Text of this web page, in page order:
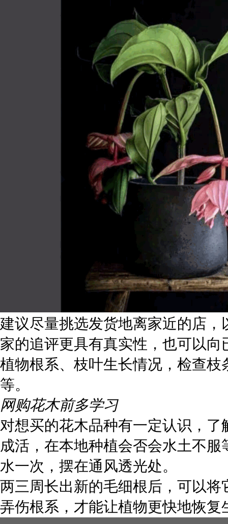
建议尽量挑选发货地离家近的店
家的追评更具有真实性，也可以
植物根系、枝叶生长情况，检查
等。
网购花木前多学习
对想买的花木品种有一定认识，
成活，在本地种植会否会水土不
水一次，摆在通风透光处。
两三周长出新的毛细根后，可以
弄伤根系，才能让植物更快地恢